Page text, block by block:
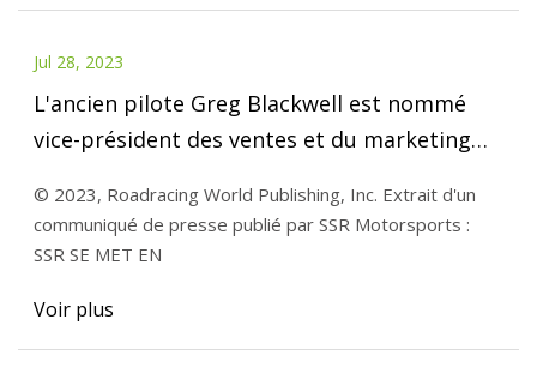
Jul 28, 2023
L'ancien pilote Greg Blackwell est nommé
vice-président des ventes et du marketing
© 2023, Roadracing World Publishing, Inc. Extrait d'un
communiqué de presse publié par SSR Motorsports :
SSR SE MET EN
Voir plus